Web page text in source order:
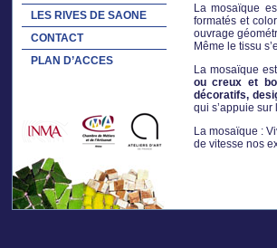
LES RIVES DE SAONE
CONTACT
PLAN D’ACCES
La mosaïque
formatés et
ouvrage
Même le tissu
La mosaïque
ou creux et
décoratifs,
qui s’appuie
La mosaïque :
de vitesse nos